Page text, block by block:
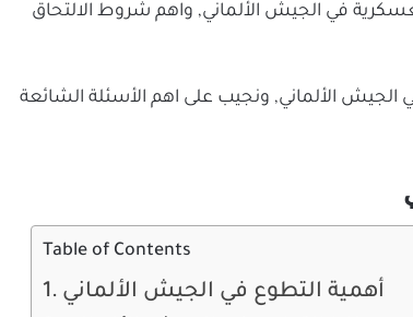
في الجيش الألماني, واهم شروط الالتحاق
الجيش الألماني, ونجيب على اهم الأسئلة الشائعة
Table of Contents
أهمية التطوع في الجيش الألماني